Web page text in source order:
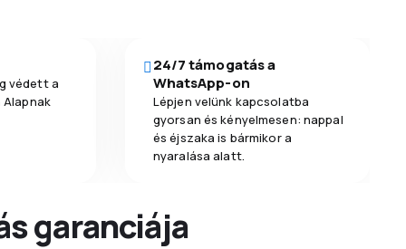
védett a
24/7 támogatás a
WhatsApp-on
Lépjen velünk kapcsolatba
gyorsan és kényelmesen: nappal
és éjszaka is bármikor a
nyaralása alatt.
garanciája